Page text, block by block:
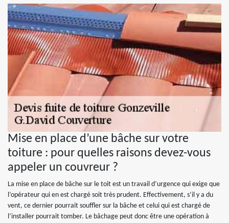
Mise en place d’une bâche sur votre
toiture : pour quelles raisons devez-vous
appeler un couvreur ?
La mise en place de bâche sur le toit est un travail d’urgence qui exige que
l’opérateur qui en est chargé soit très prudent. Effectivement, s’il y a du
vent, ce dernier pourrait souffler sur la bâche et celui qui est chargé de
l’installer pourrait tomber. Le bâchage peut donc être une opération à